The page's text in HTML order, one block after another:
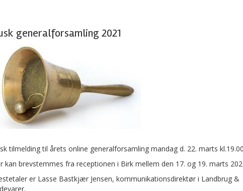
generalforsamling 2021
tilmelding til årets online generalforsamling mandag d. 22. marts
kan brevstemmes fra receptionen i Birk mellem den 17. og 19. marts
er Lasse Bastkjær Jensen, kommunikationsdirektør i Landbrug &